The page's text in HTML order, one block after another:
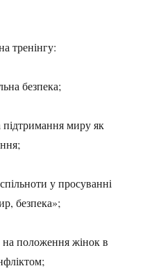
тренінгу:
безпека;
підтримання миру як
у просуванні
безпека»;
положення жінок в